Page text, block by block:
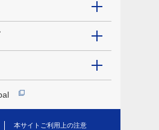
本サイトご利用上の注意